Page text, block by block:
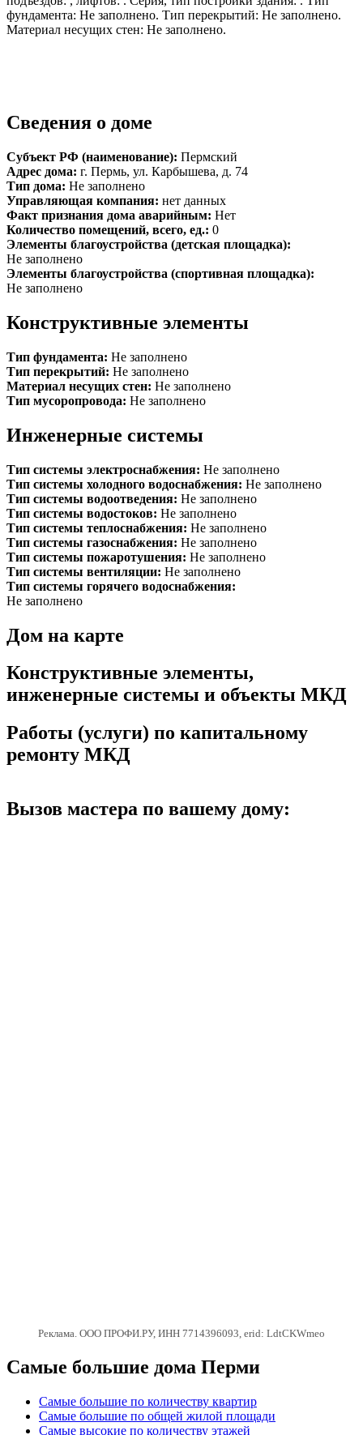
фундамента: Не заполнено. Тип перекрытий: Не заполнено.
Материал несущих стен: Не заполнено.
Сведения о доме
Субъект РФ (наименование): Пермский
Адрес дома: г. Пермь, ул. Карбышева, д. 74
Тип дома: Не заполнено
Управляющая компания: нет данных
Факт признания дома аварийным: Нет
Количество помещений, всего, ед.: 0
Элементы благоустройства (детская площадка):
Не заполнено
Элементы благоустройства (спортивная площадка):
Не заполнено
Конструктивные элементы
Тип фундамента: Не заполнено
Тип перекрытий: Не заполнено
Материал несущих стен: Не заполнено
Тип мусоропровода: Не заполнено
Инженерные системы
Тип системы электроснабжения: Не заполнено
Тип системы холодного водоснабжения: Не заполнено
Тип системы водоотведения: Не заполнено
Тип системы водостоков: Не заполнено
Тип системы теплоснабжения: Не заполнено
Тип системы газоснабжения: Не заполнено
Тип системы пожаротушения: Не заполнено
Тип системы вентиляции: Не заполнено
Тип системы горячего водоснабжения:
Не заполнено
Дом на карте
Конструктивные элементы,
инженерные системы и объекты МКД
Работы (услуги) по капитальному
ремонту МКД
Вызов мастера по вашему дому:
Реклама. ООО ПРОФИ.РУ, ИНН 7714396093, erid: LdtCKWmeo
Самые большие дома Перми
Самые большие по количеству квартир
Самые большие по общей жилой площади
Самые высокие по количеству этажей